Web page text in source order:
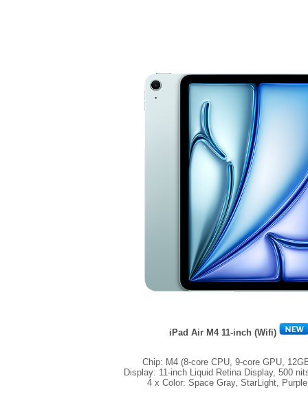
iPad Air M4 11-inch (Wifi)
Chip: M4 (8-core CPU, 9-core GPU,
Display: 11-inch Liquid Retina Display, 500
4 x Color: Space Gray, StarLight,